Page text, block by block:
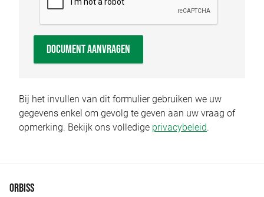
DOCUMENT AANVRAGEN
Bij het invullen van dit formulier gebruiken we uw
gegevens enkel om gevolg te geven aan uw vraag of
opmerking. Bekijk ons volledige privacybeleid.
ORBISS